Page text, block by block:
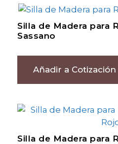
Silla de Madera para
Sassano
Añadir a Cotización
Silla de Madera para